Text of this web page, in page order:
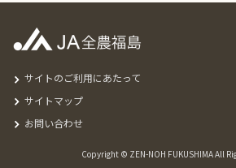
Copyright © ZEN-NOH FUKUSHIMA All
サイトのご利用にあたって
サイトマップ
お問い合わせ